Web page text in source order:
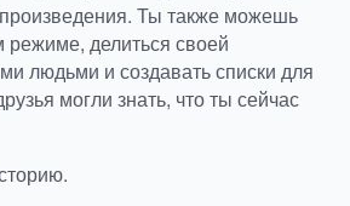
Ты также можешь
режиме, делиться своей
людьми и создавать списки для
могли знать, что ты сейчас